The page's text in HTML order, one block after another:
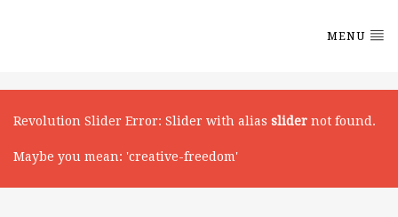
MENU
Revolution Slider Error: Slider with alias slider not found.
Maybe you mean: 'creative-freedom'